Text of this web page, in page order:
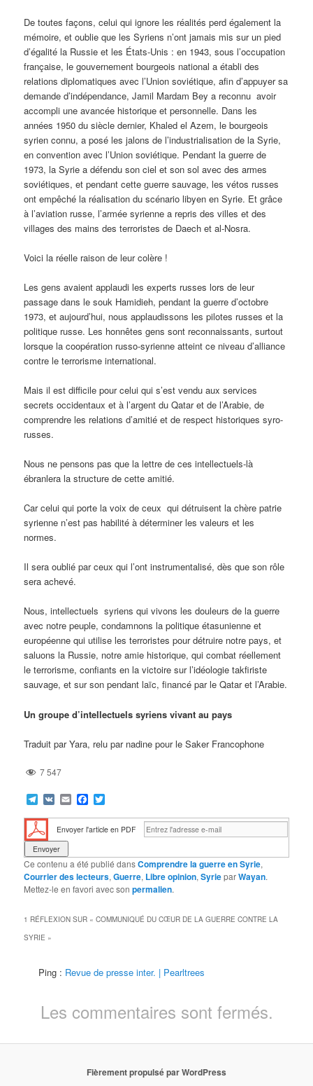
De toutes façons, celui qui ignore les réalités perd également la
mémoire, et oublie que les Syriens n’ont jamais mis sur un pied
d’égalité la Russie et les États-Unis : en 1943, sous l’occupation
française, le gouvernement bourgeois national a établi des
relations diplomatiques avec l’Union soviétique, afin d’appuyer sa
demande d’indépendance, Jamil Mardam Bey a reconnu avoir
accompli une avancée historique et personnelle. Dans les
années 1950 du siècle dernier, Khaled el Azem, le bourgeois
syrien connu, a posé les jalons de l’industrialisation de la Syrie,
en convention avec l’Union soviétique. Pendant la guerre de
1973, la Syrie a défendu son ciel et son sol avec des armes
soviétiques, et pendant cette guerre sauvage, les vétos russes
ont empêché la réalisation du scénario libyen en Syrie. Et grâce
à l’aviation russe, l’armée syrienne a repris des villes et des
villages des mains des terroristes de Daech et al-Nosra.
Voici la réelle raison de leur colère !
Les gens avaient applaudi les experts russes lors de leur
passage dans le souk Hamidieh, pendant la guerre d’octobre
1973, et aujourd’hui, nous applaudissons les pilotes russes et la
politique russe. Les honnêtes gens sont reconnaissants, surtout
lorsque la coopération russo-syrienne atteint ce niveau d’alliance
contre le terrorisme international.
Mais il est difficile pour celui qui s’est vendu aux services
secrets occidentaux et à l’argent du Qatar et de l’Arabie, de
comprendre les relations d’amitié et de respect historiques syro-
russes.
Nous ne pensons pas que la lettre de ces intellectuels-là
ébranlera la structure de cette amitié.
Car celui qui porte la voix de ceux qui détruisent la chère patrie
syrienne n’est pas habilité à déterminer les valeurs et les
normes.
Il sera oublié par ceux qui l’ont instrumentalisé, dès que son rôle
sera achevé.
Nous, intellectuels syriens qui vivons les douleurs de la guerre
avec notre peuple, condamnons la politique étasunienne et
européenne qui utilise les terroristes pour détruire notre pays, et
saluons la Russie, notre amie historique, qui combat réellement
le terrorisme, confiants en la victoire sur l’idéologie takfiriste
sauvage, et sur son pendant laïc, financé par le Qatar et l’Arabie.
Un groupe d’intellectuels syriens vivant au pays
Traduit par Yara, relu par nadine pour le Saker Francophone
7 547
Telegram
VK EmailFacebook
Envoyer l'article en PDF
Ce contenu a été publié dansComprendre la guerre en Syrie,
Courrier des lecteurs,Guerre, Libre opinion,SyrieparWayan.
Mettez-le en favori avec sonpermalien.
1 RÉFLEXION SUR «COMMUNIQUÉ DU CŒUR DE LA GUERRE CONTRE LA
SYRIE »
Ping : Revue de presse inter. | Pearltrees
Les commentaires sont fermés.
Fièrement propulsé par WordPress